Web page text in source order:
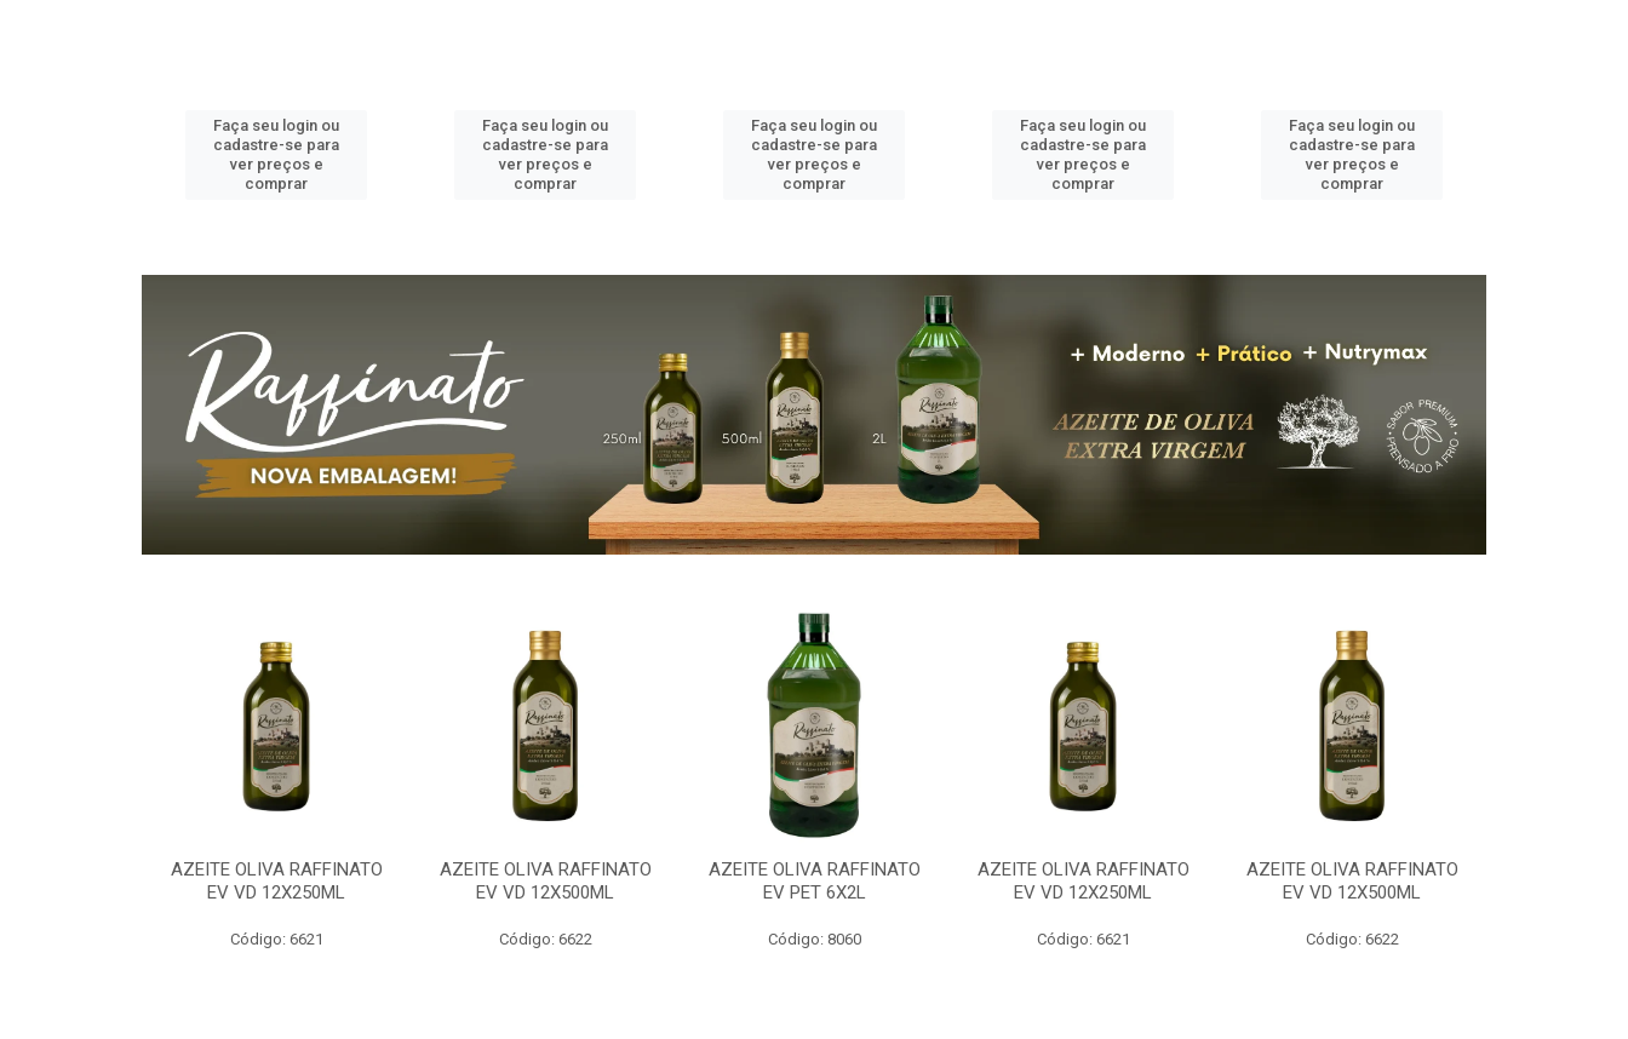
Faça seu login ou
cadastre-se para
ver preços e
comprar
Faça seu login ou
cadastre-se para
ver preços e
comprar
Faça seu login ou
cadastre-se para
ver preços e
comprar
Faça seu login ou
cadastre-se para
ver preços e
comprar
Faça seu login ou
cadastre-se para
ver preços e
comprar
AZEITE OLIVA RAFFINATO
EV VD 12X250ML
Código: 6621
AZEITE OLIVA RAFFINATO
EV VD 12X500ML
Código: 6622
AZEITE OLIVA RAFFINATO
EV PET 6X2L
Código: 8060
AZEITE OLIVA RAFFINATO
EV VD 12X250ML
Código: 6621
AZEITE OLIVA RAFFINATO
EV VD 12X500ML
Código: 6622